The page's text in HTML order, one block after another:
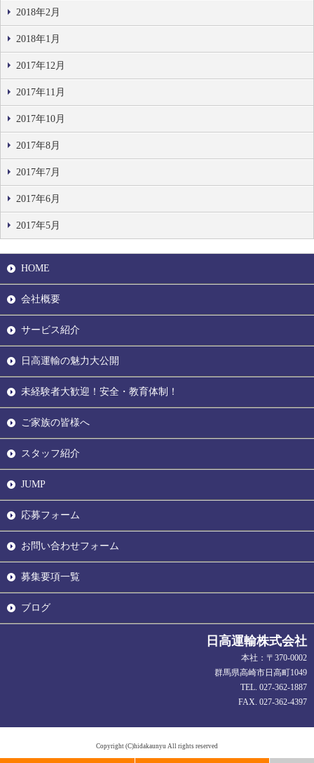
2018年2月
2018年1月
2017年12月
2017年11月
2017年10月
2017年8月
2017年7月
2017年6月
2017年5月
HOME
会社概要
サービス紹介
日高運輸の魅力大公開
未経験者大歓迎！安全・教育体制！
ご家族の皆様へ
スタッフ紹介
JUMP
応募フォーム
お問い合わせフォーム
募集要項一覧
ブログ
日高運輸株式会社
本社：〒370-0002
群馬県高崎市日高町1049
TEL. 027-362-1887
FAX. 027-362-4397
Copyright (C)hidakaunyu All rights reserved